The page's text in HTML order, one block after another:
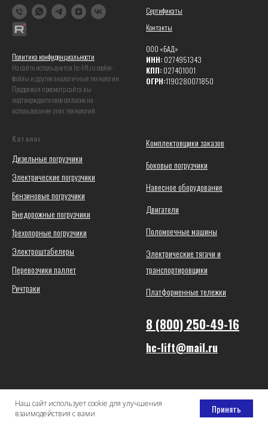
Наш сайт использует cookie для улучшения
взаимодействия с вами
Принять
Политика конфиденциальности
На сайте используются hc-lift.ru coоkie-
файлы и другие аналогичные технологии.
Продолжая просмотр сайта вы
подтверждаете свое согласие на
использование этих технологий.
Сертификаты
Контакты
ООО «БАД»
ИНН: 0274951343
КПП: 027401001
ОГРН:1190280071850
Каталог
Дизельные погрузчики
Электрические погрузчики
Бензиновые погрузчики
Внедорожные погрузчики
Трехопорные погрузчики
Электроштабелеры
Перевозчики паллет
Ричтраки
Комплектовщики заказов
Боковые погрузчики
Навесное оборудование
Двигатели
Поломоечные машины
Электрические тягачи и
транспортировщики
Платформенные тележки
8 (800) 250-49-16
hc-lift@mail.ru